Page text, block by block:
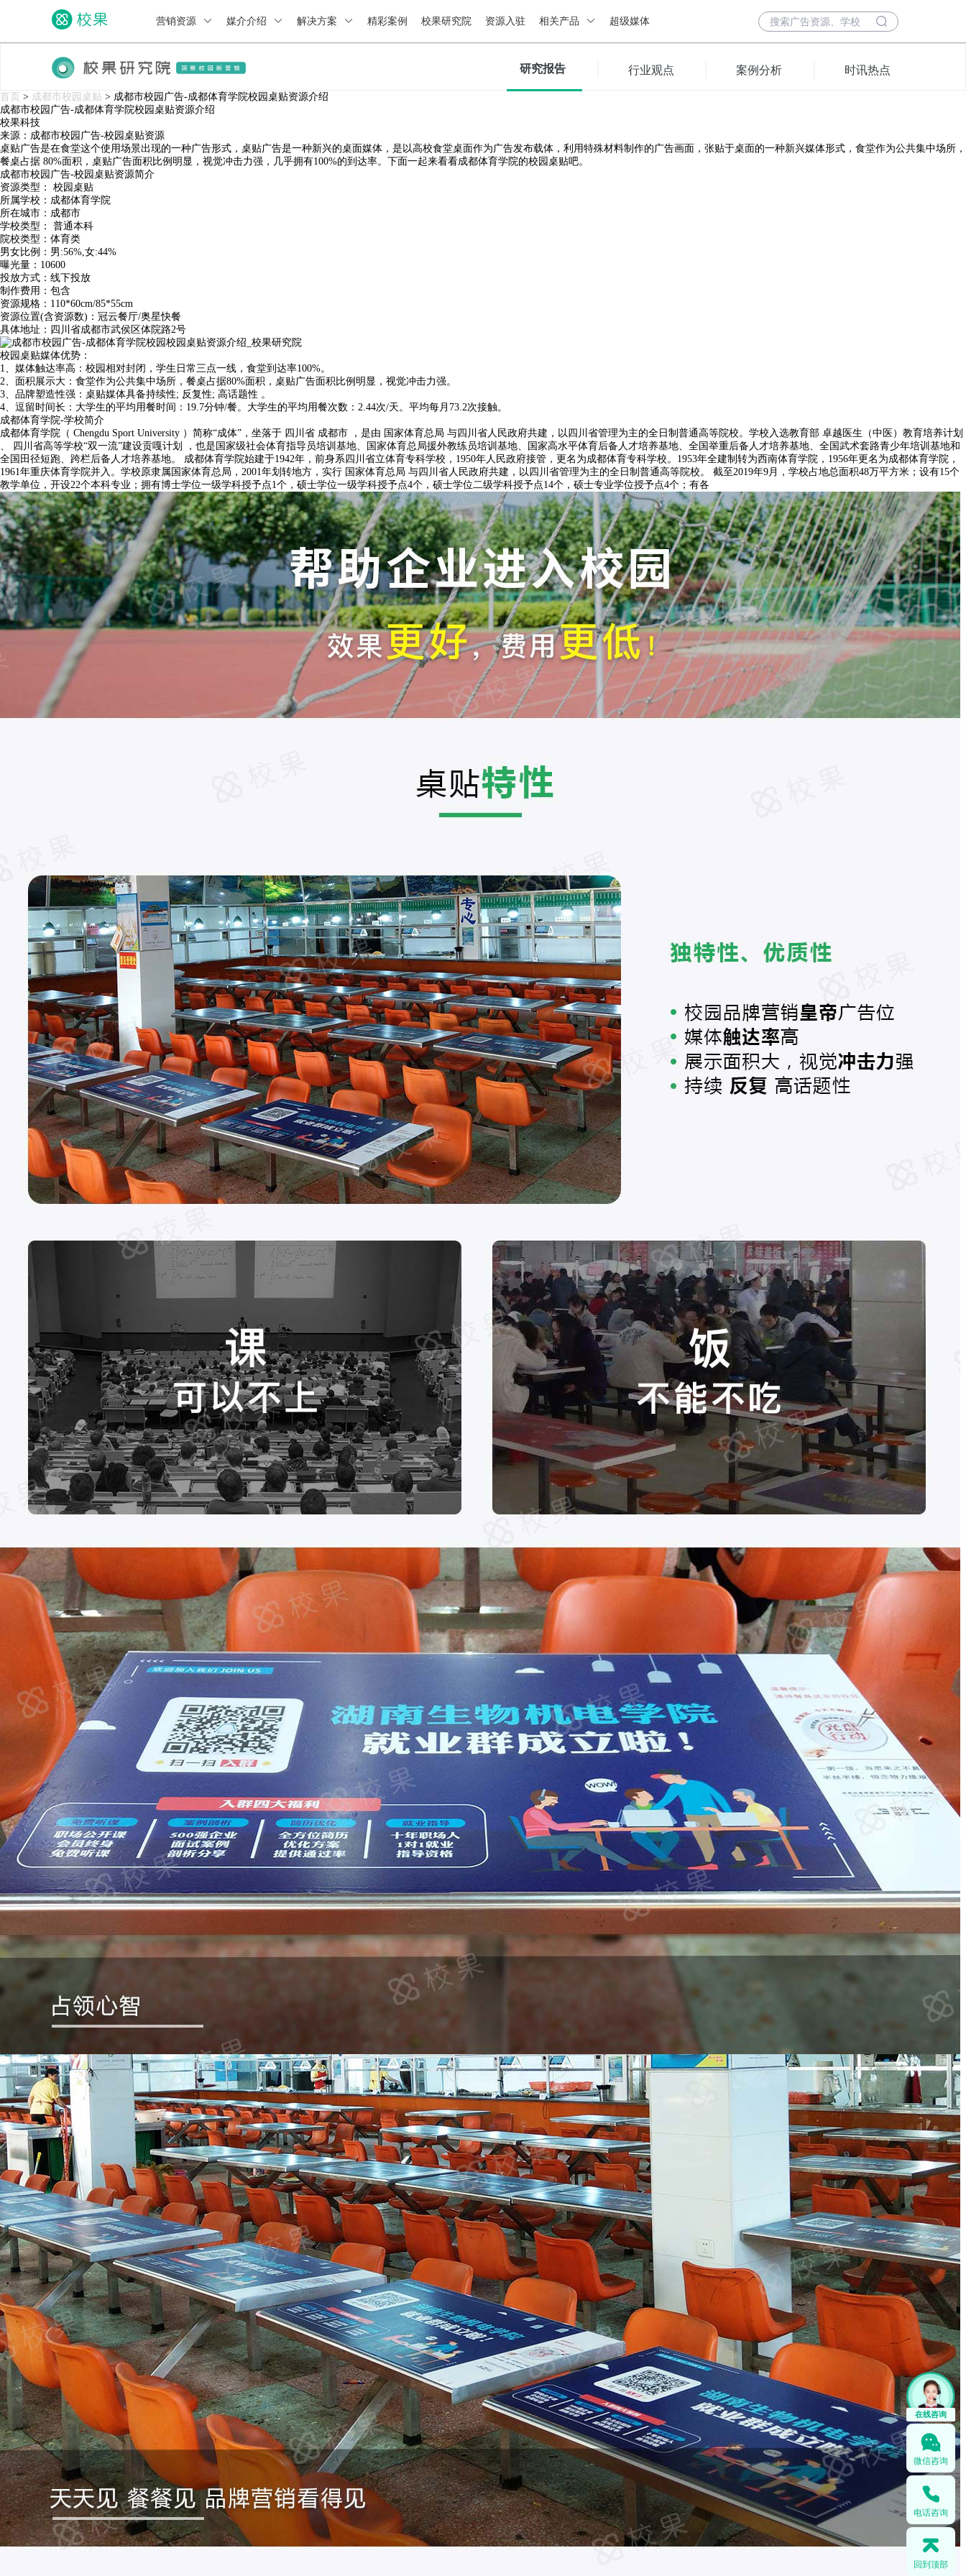
营销资源 媒介介绍 解决方案 精彩案例 校果研究院 资源入驻 相关产品 超级媒体
研究报告 行业观点 案例分析 时讯热点
首页 > 成都市校园桌贴 > 成都市校园广告-成都体育学院校园桌贴资源介绍
成都市校园广告-成都体育学院校园桌贴资源介绍
校果科技
来源：成都市校园广告-校园桌贴资源
桌贴广告是在食堂这个使用场景出现的一种广告形式，桌贴广告是一种新兴的桌面媒体，是以高校食堂桌面作为广告发布载体，利用特殊材料制作的广告画面，张贴于桌面的一种新兴媒体形式，食堂作为公共集中场所，
餐桌占据 80%面积，桌贴广告面积比例明显，视觉冲击力强，几乎拥有100%的到达率。下面一起来看看成都体育学院的校园桌贴吧。
成都市校园广告-校园桌贴资源简介
资源类型： 校园桌贴
所属学校：成都体育学院
所在城市：成都市
学校类型： 普通本科
院校类型：体育类
男女比例：男:56%,女:44%
曝光量：10600
投放方式：线下投放
制作费用：包含
资源规格：110*60cm/85*55cm
资源位置(含资源数)：冠云餐厅/奥星快餐
具体地址：四川省成都市武侯区体院路2号
校园桌贴媒体优势：
1、媒体触达率高：校园相对封闭，学生日常三点一线，食堂到达率100%。
2、面积展示大：食堂作为公共集中场所，餐桌占据80%面积，桌贴广告面积比例明显，视觉冲击力强。
3、品牌塑造性强：桌贴媒体具备持续性; 反复性; 高话题性 。
4、逗留时间长：大学生的平均用餐时间：19.7分钟/餐。大学生的平均用餐次数：2.44次/天。平均每月73.2次接触。
成都体育学院-学校简介
成都体育学院（ Chengdu Sport University ）简称“成体”，坐落于 四川省 成都市 ，是由 国家体育总局 与四川省人民政府共建，以四川省管理为主的全日制普通高等院校。学校入选教育部 卓越医生（中医）教育培养计划
、 四川省高等学校“双一流”建设贡嘎计划 ，也是国家级社会体育指导员培训基地、国家体育总局援外教练员培训基地、国家高水平体育后备人才培养基地、全国举重后备人才培养基地、全国武术套路青少年培训基地和
全国田径短跑、跨栏后备人才培养基地。 成都体育学院始建于1942年，前身系四川省立体育专科学校，1950年人民政府接管，更名为成都体育专科学校。1953年全建制转为西南体育学院，1956年更名为成都体育学院，
1961年重庆体育学院并入。学校原隶属国家体育总局，2001年划转地方，实行 国家体育总局 与四川省人民政府共建，以四川省管理为主的全日制普通高等院校。 截至2019年9月，学校占地总面积48万平方米；设有15个
教学单位，开设22个本科专业；拥有博士学位一级学科授予点1个，硕士学位一级学科授予点4个，硕士学位二级学科授予点14个，硕士专业学位授予点4个；有各
在线咨询
微信咨询
电话咨询
回到顶部